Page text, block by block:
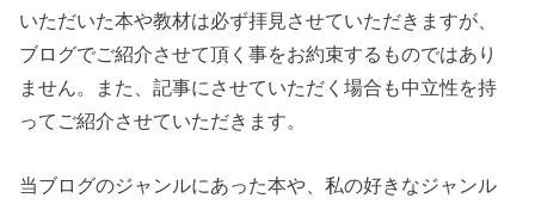
いただいた本や教材は必ず拝見させていただきますが、
ブログでご紹介させて頂く事をお約束するものではあり
ません。また、記事にさせていただく場合も中立性を持
ってご紹介させていただきます。
当ブログのジャンルにあった本や、私の好きなジャンル